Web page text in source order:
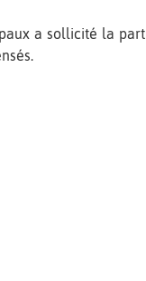
a sollicité la